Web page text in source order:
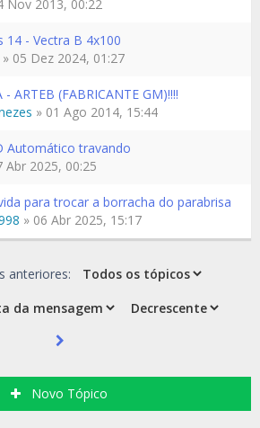
Nov 2013, 00:22
14 - Vectra B 4x100
» 05 Dez 2024, 01:27
- ARTEB (FABRICANTE GM)!!!!
» 01 Ago 2014, 15:44
Automático travando
Abr 2025, 00:25
para trocar a borracha do parabrisa
» 06 Abr 2025, 15:17
anteriores:
Novo Tópico